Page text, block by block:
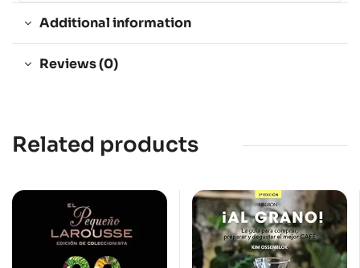
Additional information
Reviews (0)
Related products